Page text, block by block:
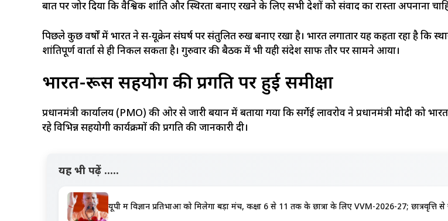
बात पर जोर दिया कि वैश्विक शांति और स्थिरता बनाए रखने के लिए सभी देशों को संवाद का रास्ता अपनाना
पिछले कुछ वर्षों में भारत ने रूस-यूक्रेन संघर्ष पर संतुलित रुख बनाए रखा है। भारत लगातार यह कहता रहा है कि
शांतिपूर्ण वार्ता से ही निकल सकता है। गुरुवार की बैठक में भी यही संदेश साफ तौर पर सामने आया।
भारत-रूस सहयोग की प्रगति पर हुई समीक्षा
प्रधानमंत्री कार्यालय (PMO) की ओर से जारी बयान में बताया गया कि सर्गेई लावरोव ने प्रधानमंत्री मोदी को
रहे विभिन्न सहयोगी कार्यक्रमों की प्रगति की जानकारी दी।
यह भी पढ़ें .....
यूपी में विज्ञान प्रतिभाओं को मिलेगा बड़ा मंच, कक्षा 6 से 11 तक के छात्रों के लिए VVM-2026-27; छात्रवृत्ति